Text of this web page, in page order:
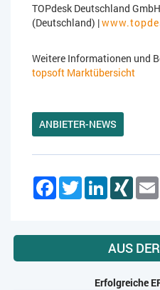
TOPdesk Deutschland
(Deutschland) |
Weitere Informationen und
topsoft Marktübersicht
ANBIETER-NEWS
FacebookTwitterLinkedInXING
AUS
Erfolgreiche